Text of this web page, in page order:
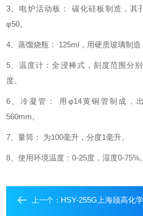
3、电炉活动板： 碳化硅板制造，其
φ50。
4、蒸馏烧瓶： 125ml，用硬质玻璃制造
5、温度计：全浸棒式，刻度范围分
度。
6、冷凝管： 用φ14黄铜管制成，
560mm。
7、量筒： 为100毫升，分度1毫升。
8、使用环境温度：0-25度，湿度0-75%。
上一个： HSY-255G上海颀高化